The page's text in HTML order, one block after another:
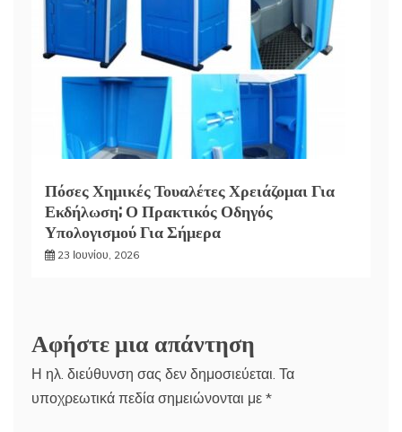
Πόσες Χημικές Τουαλέτες Χρειάζομαι Για
Εκδήλωση; Ο Πρακτικός Οδηγός
Υπολογισμού Για Σήμερα
23 Ιουνίου, 2026
Αφήστε μια απάντηση
Η ηλ. διεύθυνση σας δεν δημοσιεύεται. Τα
υποχρεωτικά πεδία σημειώνονται με *